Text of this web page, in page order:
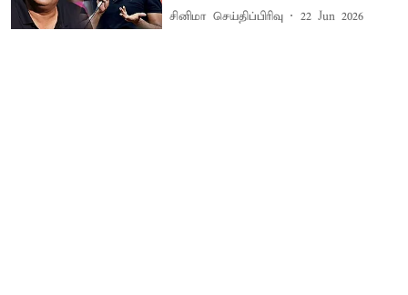
சினிமா செய்திப்பிரிவு 22 Jun 2026